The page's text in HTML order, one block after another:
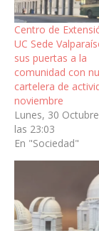
Centro de
UC Sede
sus puertas a la
comunidad con
cartelera de
noviembre
Lunes, 30
las 23:03
En "Sociedad"